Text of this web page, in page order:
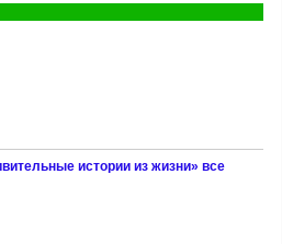
истории из жизни» все